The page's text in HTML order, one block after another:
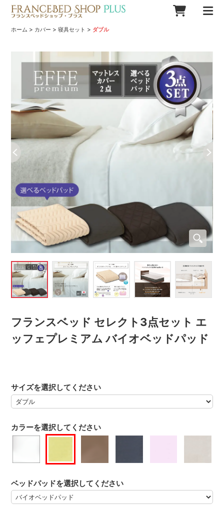
ホーム > カバー >寝具セット > ダブル
フランスベッド セレクト3点セット エ
ッフェプレミアム バイオベッドパッド
カラーを選択してください
サイズを選択してください
ベッドパッドを選択してください